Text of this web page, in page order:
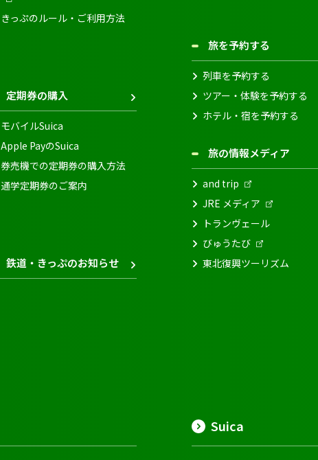
きっぷのルール・ご利用方法
定期券の購入
モバイルSuica
Apple PayのSuica
券売機での定期券の購入方法
通学定期券のご案内
鉄道・きっぷのお知らせ
旅を予約する
列車を予約する
ツアー・体験を予約する
ホテル・宿を予約する
旅の情報メディア
and trip
JRE メディア
トランヴェール
びゅうたび
東北復興ツーリズム
Suica